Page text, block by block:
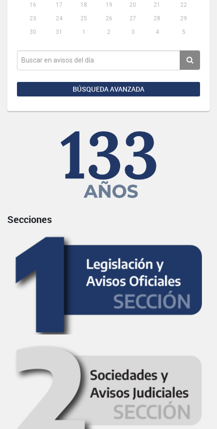
16
17 18 19 20 21
22
23
24 25 26 27 28
29
30
31 1 2 3 4 5
BÚSQUEDA AVANZADA
Secciones